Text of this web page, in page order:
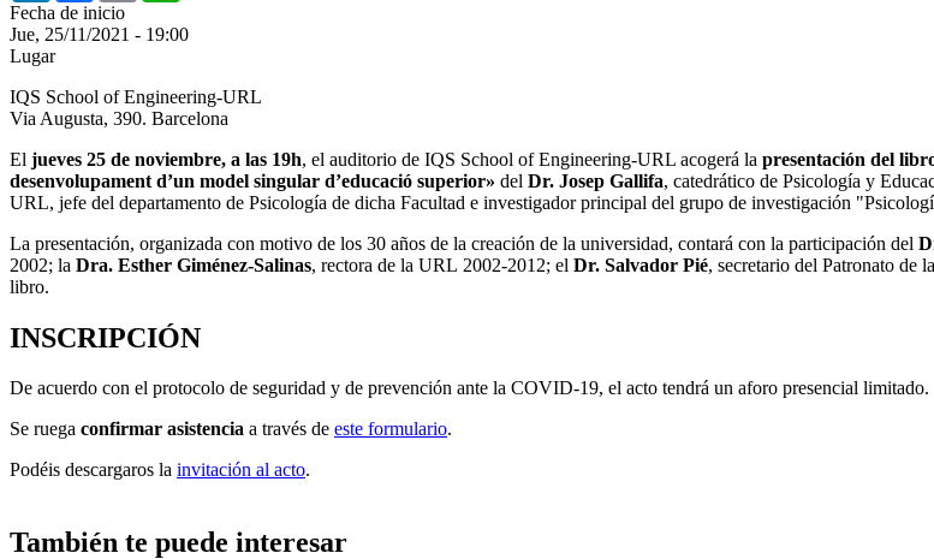
Fecha de inicio
Jue, 25/11/2021 - 19:00
Lugar
IQS School of Engineering-URL
Via Augusta, 390. Barcelona
El jueves 25 de noviembre, a las 19h, el auditorio de IQS School of Engineering-URL acogerá la presentación del
desenvolupament d’un model singular d’educació superior» del Dr. Josep Gallifa, catedrático de Psicología y
URL, jefe del departamento de Psicología de dicha Facultad e investigador principal del grupo de investigación
La presentación, organizada con motivo de los 30 años de la creación de la universidad, contará con la participación del
2002; la Dra. Esther Giménez-Salinas, rectora de la URL 2002-2012; el Dr. Salvador Pié, secretario del Patronato de
libro.
INSCRIPCIÓN
De acuerdo con el protocolo de seguridad y de prevención ante la COVID-19, el acto tendrá un aforo presencial limitado.
Se ruega confirmar asistencia a través de este formulario.
Podéis descargaros la invitación al acto.
También te puede interesar